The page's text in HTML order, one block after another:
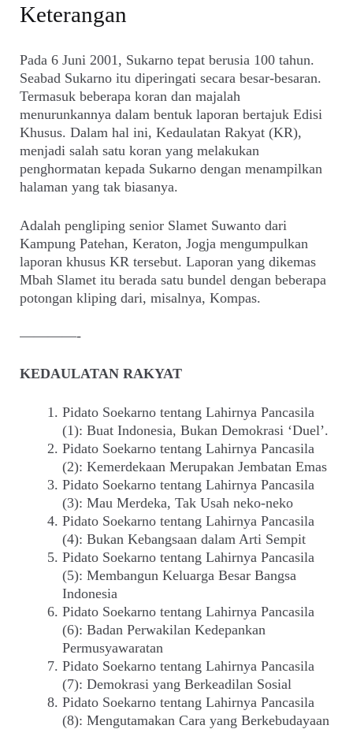
Keterangan
Pada 6 Juni 2001, Sukarno tepat berusia 100 tahun.
Seabad Sukarno itu diperingati secara besar-besaran.
Termasuk beberapa koran dan majalah
menurunkannya dalam bentuk laporan bertajuk Edisi
Khusus. Dalam hal ini, Kedaulatan Rakyat (KR),
menjadi salah satu koran yang melakukan
penghormatan kepada Sukarno dengan menampilkan
halaman yang tak biasanya.
Adalah pengliping senior Slamet Suwanto dari
Kampung Patehan, Keraton, Jogja mengumpulkan
laporan khusus KR tersebut. Laporan yang dikemas
Mbah Slamet itu berada satu bundel dengan beberapa
potongan kliping dari, misalnya, Kompas.
————-
KEDAULATAN RAKYAT
Pidato Soekarno tentang Lahirnya Pancasila
(1): Buat Indonesia, Bukan Demokrasi ‘Duel’.
Pidato Soekarno tentang Lahirnya Pancasila
(2): Kemerdekaan Merupakan Jembatan Emas
Pidato Soekarno tentang Lahirnya Pancasila
(3): Mau Merdeka, Tak Usah neko-neko
Pidato Soekarno tentang Lahirnya Pancasila
(4): Bukan Kebangsaan dalam Arti Sempit
Pidato Soekarno tentang Lahirnya Pancasila
(5): Membangun Keluarga Besar Bangsa
Indonesia
Pidato Soekarno tentang Lahirnya Pancasila
(6): Badan Perwakilan Kedepankan
Permusyawaratan
Pidato Soekarno tentang Lahirnya Pancasila
(7): Demokrasi yang Berkeadilan Sosial
Pidato Soekarno tentang Lahirnya Pancasila
(8): Mengutamakan Cara yang Berkebudayaan